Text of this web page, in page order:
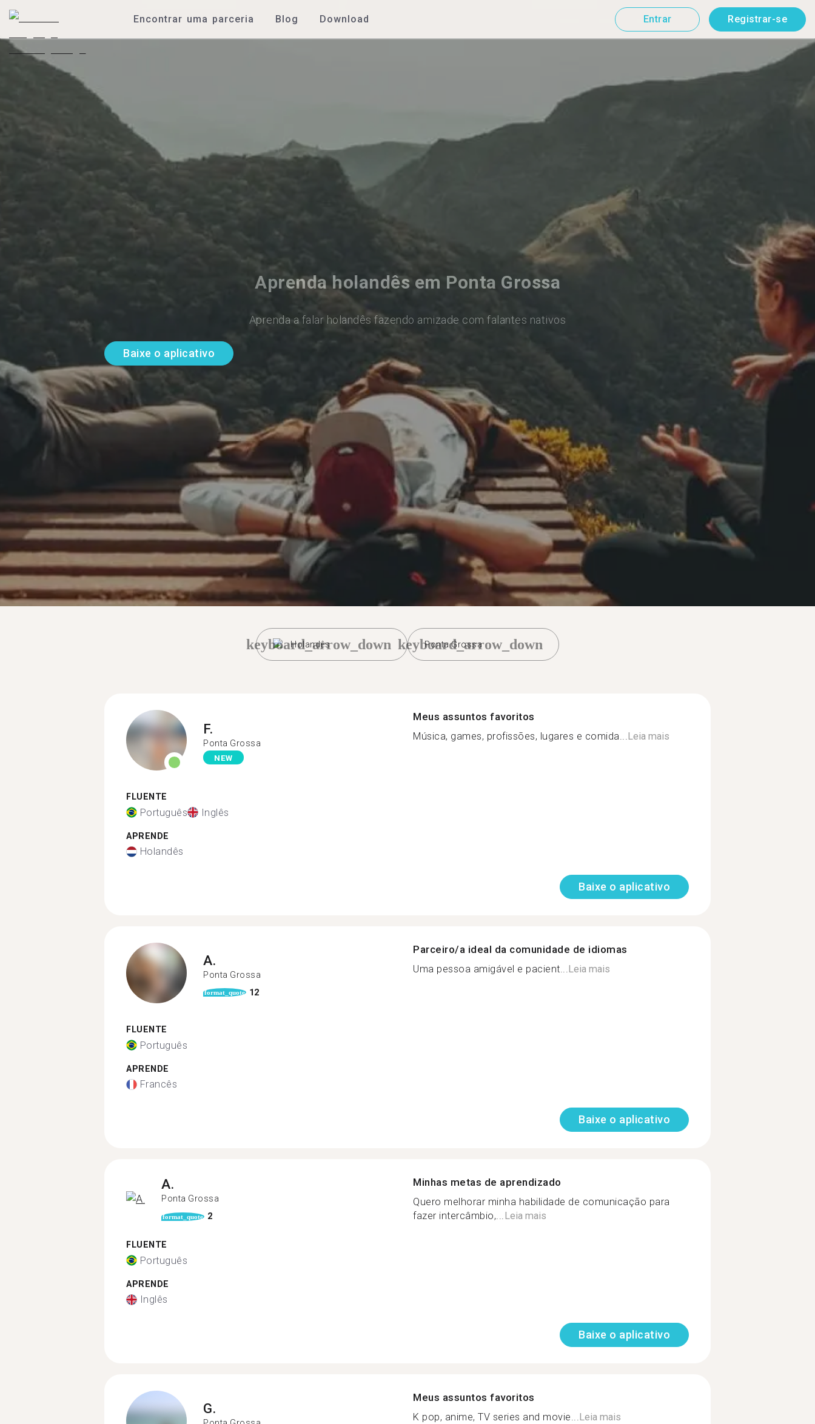
Encontrar uma parceria Blog Download Entrar Registrar-se
Aprenda holandês em Ponta Grossa
Aprenda a falar holandês fazendo amizade com falantes nativos
Baixe o aplicativo
Holandês
keyboard_arrow_down Ponta Grossa
keyboard_arrow_down
F.
Ponta Grossa
NEW
FLUENTE
Português Inglês
APRENDE
Holandês
Meus assuntos favoritos
Música, games, profissões, lugares e comida...Leia mais
Baixe o aplicativo
A.
Ponta Grossa
format_quote 12
FLUENTE
Português
APRENDE
Francês
Parceiro/a ideal da comunidade de idiomas
Uma pessoa amigável e pacient...Leia mais
Baixe o aplicativo
A.
Ponta Grossa
format_quote 2
FLUENTE
Português
APRENDE
Inglês
Minhas metas de aprendizado
Quero melhorar minha habilidade de comunicação para
fazer intercâmbio,...Leia mais
Baixe o aplicativo
G.
Meus assuntos favoritos
K pop, anime, TV series and movie...Leia mais